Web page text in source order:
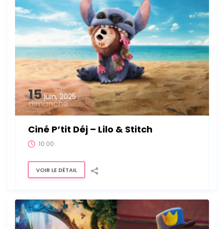
15 juin, 2025
dimanche
Ciné P’tit Déj – Lilo & Stitch
10:00
VOIR LE DÉTAIL